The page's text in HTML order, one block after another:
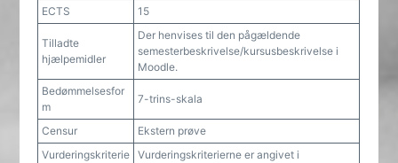
ECTS
15
Tilladte
hjælpemidler
Der henvises til den pågældende
semesterbeskrivelse/kursusbeskrivelse i
Moodle.
Bedømmelsesfor
m
7-trins-skala
Censur
Ekstern prøve
Vurderingskriterie
Vurderingskriterierne er angivet i